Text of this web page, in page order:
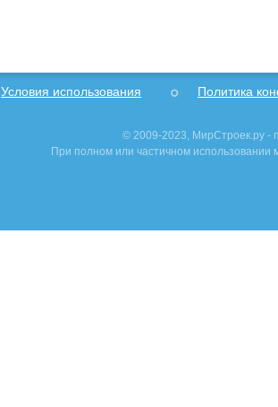
Условия использования Политика
© 2009-2023, МирСтроек.ру -
При полном или частичном использовании